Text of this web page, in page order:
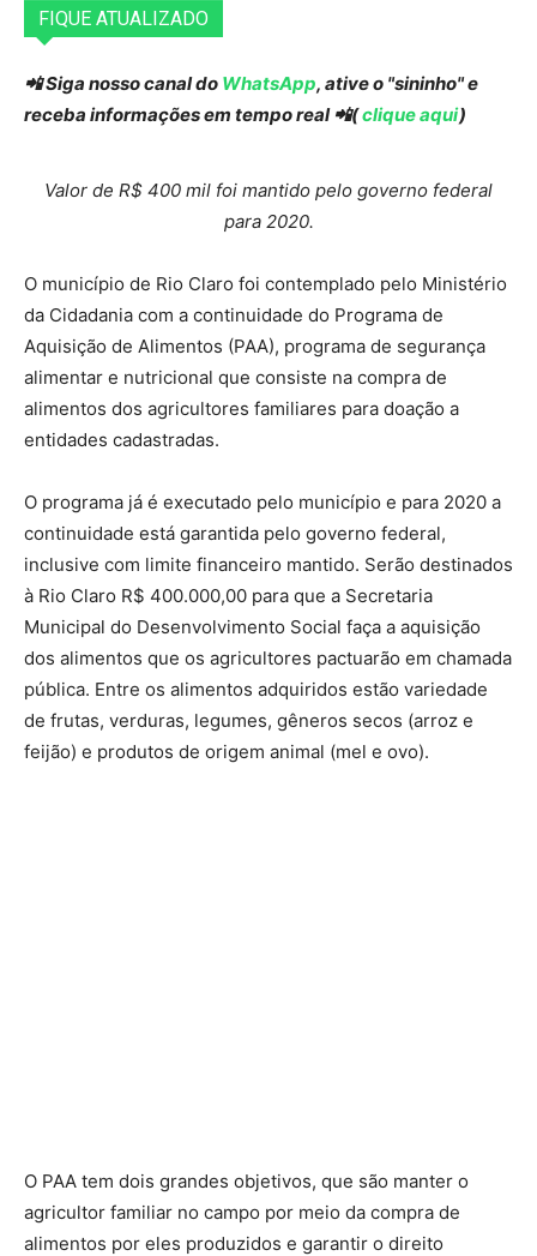
FIQUE ATUALIZADO
📲 Siga nosso canal do WhatsApp, ative o "sininho" e
receba informações em tempo real 📲(clique aqui)
Valor de R$ 400 mil foi mantido pelo governo federal
para 2020.
O município de Rio Claro foi contemplado pelo Ministério
da Cidadania com a continuidade do Programa de
Aquisição de Alimentos (PAA), programa de segurança
alimentar e nutricional que consiste na compra de
alimentos dos agricultores familiares para doação a
entidades cadastradas.
O programa já é executado pelo município e para 2020 a
continuidade está garantida pelo governo federal,
inclusive com limite financeiro mantido. Serão destinados
à Rio Claro R$ 400.000,00 para que a Secretaria
Municipal do Desenvolvimento Social faça a aquisição
dos alimentos que os agricultores pactuarão em chamada
pública. Entre os alimentos adquiridos estão variedade
de frutas, verduras, legumes, gêneros secos (arroz e
feijão) e produtos de origem animal (mel e ovo).
O PAA tem dois grandes objetivos, que são manter o
agricultor familiar no campo por meio da compra de
alimentos por eles produzidos e garantir o direito